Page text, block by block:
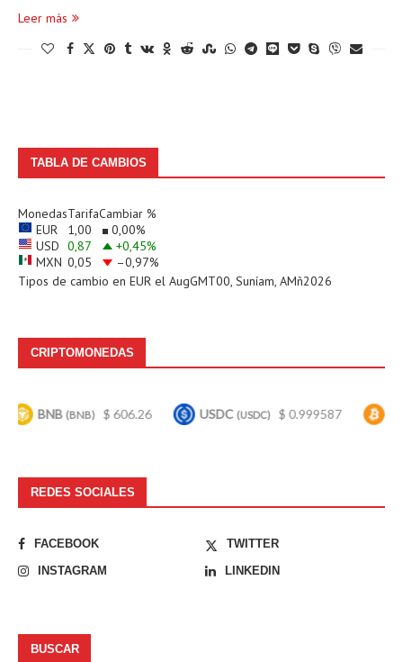
Leer más
TABLA DE CAMBIOS
MonedasTarifaCambiar %
EUR
1,00 0,00%
USD 0,87 +0,45%
MXN 0,05 –0,97%
Tipos de cambio en EUR el AugGMT00, Suníam, AMñ2026
CRIPTOMONEDAS
(BNB) $ 606.26 USDC(USDC) $ 0.999587 Bitcoin
REDES SOCIALES
FACEBOOK
TWITTER
INSTAGRAM
LINKEDIN
BUSCAR